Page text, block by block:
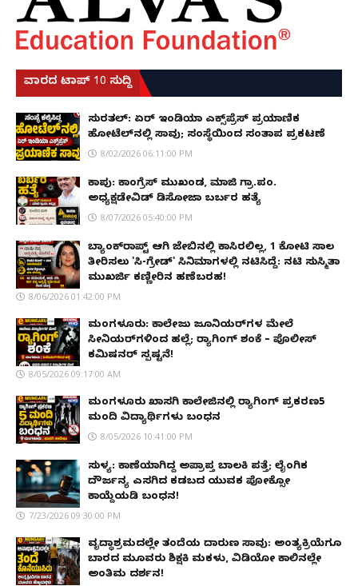
ವಾರದ ಟಾಪ್ 10 ಸುದ್ದಿ
ಸುರತ್ಕಲ್: ಏರ್ ಇಂಡಿಯಾ ಎಕ್ಸ್‌ಪ್ರೆಸ್ ಪ್ರಯಾಣಿಕ
ಹೋಟೆಲ್‌ನಲ್ಲಿ ಸಾವು; ಸಂಸ್ಥೆಯಿಂದ ಸಂತಾಪ ಪ್ರಕಟಣೆ
8/02/2026 06:11:00 PM
ಕಾಪು: ಕಾಂಗ್ರೆಸ್ ಮುಖಂಡ, ಮಾಜಿ ಗ್ರಾ.ಪಂ.
ಅಧ್ಯಕ್ಷಡೇವಿಡ್ ಡಿಸೋಜಾ ಬರ್ಬರ ಹತ್ಯೆ
8/07/2026 05:40:00 PM
ಬ್ಯಾಂಕ್‌ರಾಪ್ಟ್‌ ಆಗಿ ಜೇಬಿನಲ್ಲಿ ಕಾಸಿರಲಿಲ್ಲ, ₹1 ಕೋಟಿ ಸಾಲ
ತೀರಿಸಲು 'ಸಿ-ಗ್ರೇಡ್' ಸಿನಿಮಾಗಳಲ್ಲಿ ನಟಿಸಿದ್ದೆ: ನಟಿ ಸುಸ್ಮಿತಾ
ಮುಖರ್ಜಿ ಕಣ್ಣೀರಿನ ಹಣೆಬರಹ!
8/06/2026 01:42:00 PM
ಮಂಗಳೂರು: ಕಾಲೇಜು ಜೂನಿಯರ್‌ಗಳ ಮೇಲೆ
ಸೀನಿಯರ್‌ಗಳಿಂದ ಹಲ್ಲೆ; ರ‌್ಯಾಗಿಂಗ್ ಶಂಕೆ – ಪೊಲೀಸ್
ಕಮಿಷನರ್ ಸ್ಪಷ್ಟನೆ!
8/05/2026 09:17:00 AM
ಮಂಗಳೂರು ಖಾಸಗಿ ಕಾಲೇಜಿನಲ್ಲಿ ರ‌್ಯಾಗಿಂಗ್ ಪ್ರಕರಣ5
ಮಂದಿ ವಿದ್ಯಾರ್ಥಿಗಳು ಬಂಧನ
8/05/2026 10:41:00 PM
ಸುಳ್ಯ: ಕಾಣೆಯಾಗಿದ್ದ ಅಪ್ರಾಪ್ತ ಬಾಲಕಿ ಪತ್ತೆ; ಲೈಂಗಿಕ
ದೌರ್ಜನ್ಯ ಎಸಗಿದ ಕಡಬದ ಯುವಕ ಪೋಕ್ಸೋ
ಕಾಯ್ದೆಯಡಿ ಬಂಧನ!
7/23/2026 09:30:00 PM
ವೃದ್ಧಾಶ್ರಮದಲ್ಲೇ ತಂದೆಯ ದಾರುಣ ಸಾವು: ಅಂತ್ಯಕ್ರಿಯೆಗೂ
ಬಾರದ ಮೂವರು ಶಿಕ್ಷಕಿ ಮಕಳು, ವಿಡಿಯೋ ಕಾಲಿನಲ್ಲೇ
ಅಂತಿಮ ದರ್ಶನ!